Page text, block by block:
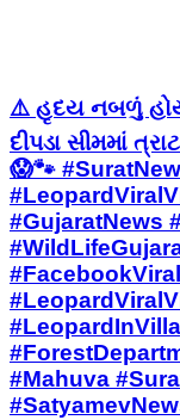
⚠️ હૃદય નબળું
દીપડા સીમમાં
😱🐾
#GujaratNews
#Mahuva